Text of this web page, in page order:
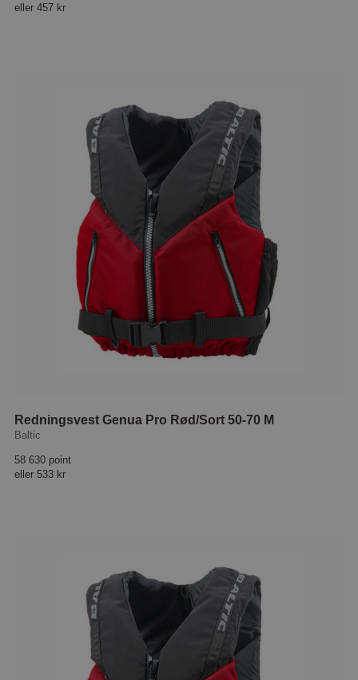
eller 457 kr
Redningsvest Genua Pro Rød/Sort 50-70 M
Baltic
58 630 point
eller 533 kr